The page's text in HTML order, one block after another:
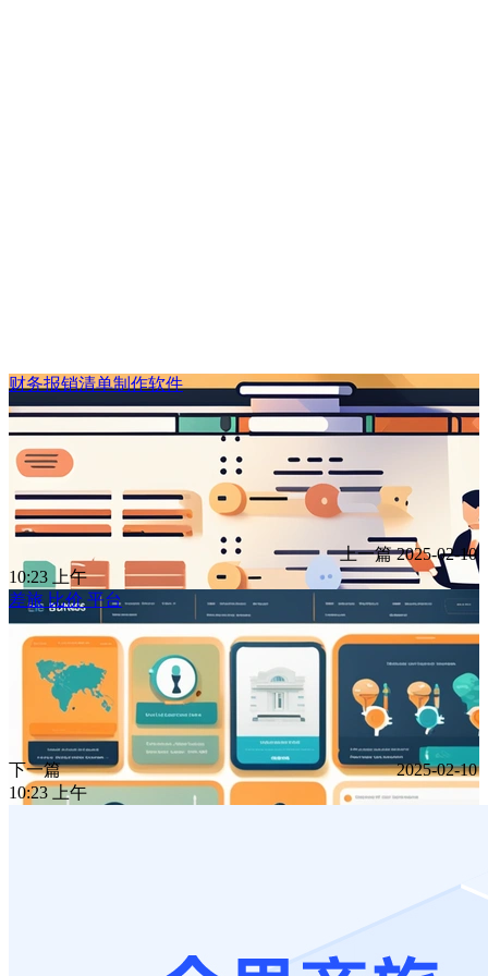
财务报销清单制作软件
上一篇 2025-02-10
10:23 上午
差旅 比价 平台
下一篇
2025-02-10
10:23 上午